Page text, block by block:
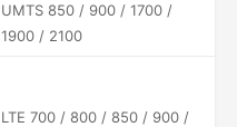
UMTS 850 / 900 / 1700 /
1900 / 2100
LTE 700 / 800 / 850 / 900 /